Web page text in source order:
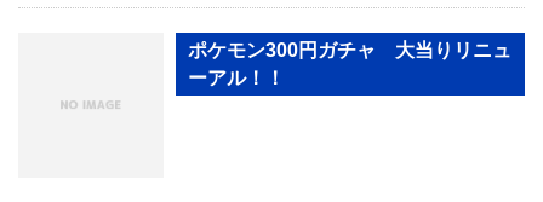
ポケモン300円ガチャ 大当りリニュ
ーアル！！